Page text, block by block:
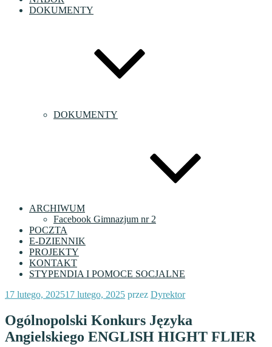
DOKUMENTY
DOKUMENTY
ARCHIWUM
Facebook Gimnazjum nr 2
POCZTA
E-DZIENNIK
PROJEKTY
KONTAKT
STYPENDIA I POMOCE SOCJALNE
Opublikowane
17 lutego, 202517 lutego, 2025 przez Dyrektor
Ogólnopolski Konkurs Języka
Angielskiego ENGLISH HIGHT FLIER